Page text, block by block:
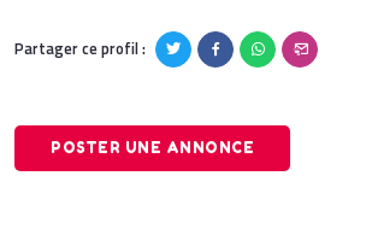
Partager ce profil :
POSTER UNE ANNONCE